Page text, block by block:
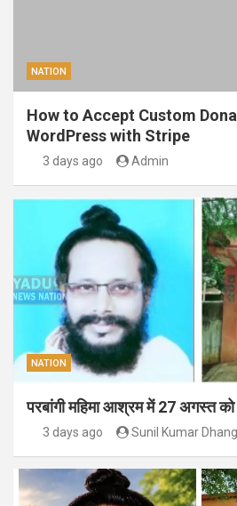
NATION
How to Accept Custom
WordPress with Stripe
3 days ago Admin
NATION
परबांगी महिमा आश्रम में 27 अगस्त
3 days ago Sunil Kumar